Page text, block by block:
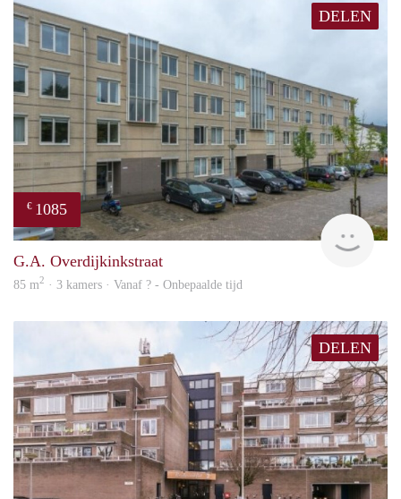
DELEN
€ 1085
rent
G.A. Overdijkinkstraat
85 m2 · 3 kamers · Vanaf ? - Onbepaalde tijd
DELEN